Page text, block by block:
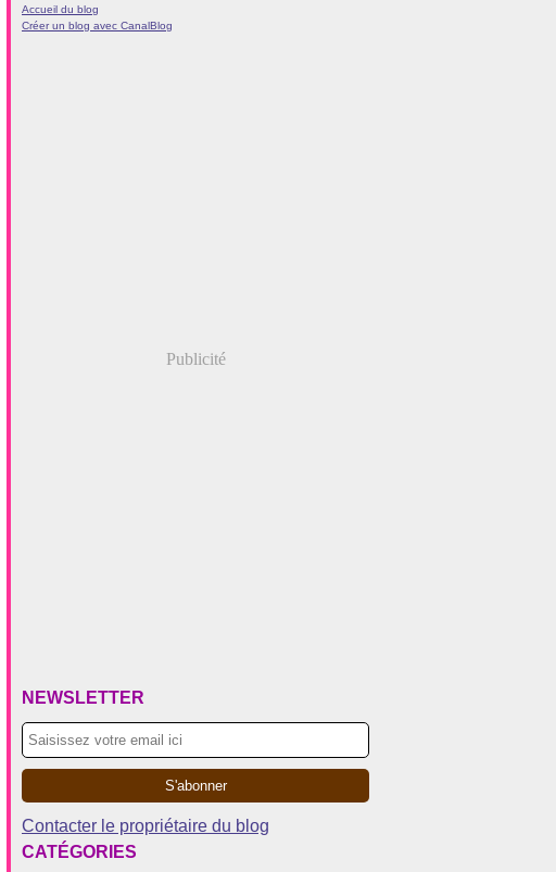
Accueil du blog
Créer un blog avec CanalBlog
Publicité
NEWSLETTER
Contacter le propriétaire du blog
CATÉGORIES